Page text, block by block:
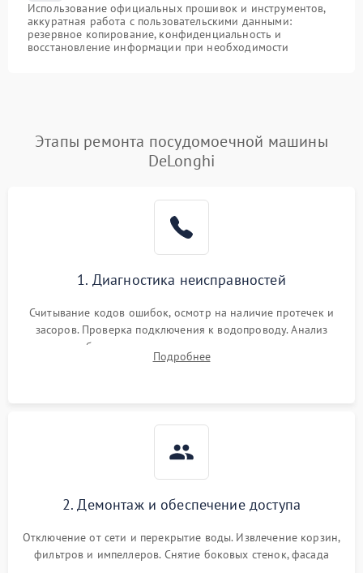
Использование официальных прошивок и инструментов,
аккуратная работа с пользовательскими данными:
резервное копирование, конфиденциальность и
восстановление информации при необходимости
Этапы ремонта посудомоечной машины
DeLonghi
1. Диагностика неисправностей
Считывание кодов ошибок, осмотр на наличие протечек и
засоров. Проверка подключения к водопроводу. Анализ
жалоб на отсутствие слива, нагрева, вращения
разбрызгивателей или срабатывание системы защиты
Подробнее
2. Демонтаж и обеспечение доступа
Отключение от сети и перекрытие воды. Извлечение корзин,
фильтров и импеллеров. Снятие боковых стенок, фасада